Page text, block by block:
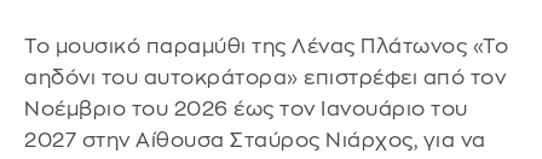
Το μουσικό παραμύθι της Λένας Πλάτωνος «Το
αηδόνι του αυτοκράτορα» επιστρέφει από τον
Νοέμβριο του 2026 έως τον Ιανουάριο του
2027 στην Αίθουσα Σταύρος Νιάρχος, για να